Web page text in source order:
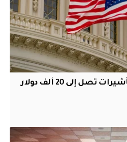
أميركا تقر سندات تأشيرات تصل إلى 20 ألف دولار